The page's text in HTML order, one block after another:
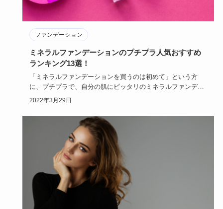
ファンデーション
ミネラルファンデーションのプチプラ人気おすすめ
ランキング13選！
「ミネラルファンデーションを買うのは初めて」という方
に、プチプラで、自分の肌にピッタリのミネラルファンデー
ションをご紹介し…
2022年3月29日